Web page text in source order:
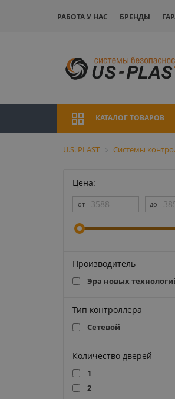
РАБОТА У НАС БРЕНДЫ
КАТАЛОГ ТОВАРОВ
U.S. PLAST Системы
Цена:
Производитель
Эра новых
Тип контроллера
Сетевой
Количество дверей
1
2